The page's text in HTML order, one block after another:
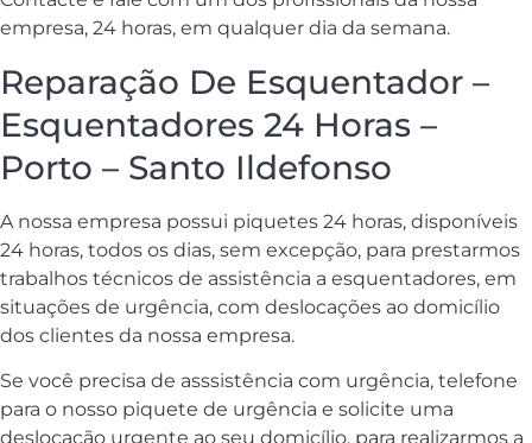
empresa, 24 horas, em qualquer dia da semana.
Reparação De Esquentador –
Esquentadores 24 Horas –
Porto – Santo Ildefonso
A nossa empresa possui piquetes 24 horas, disponíveis
24 horas, todos os dias, sem excepção, para prestarmos
trabalhos técnicos de assistência a esquentadores, em
situações de urgência, com deslocações ao domicílio
dos clientes da nossa empresa.
Se você precisa de asssistência com urgência, telefone
para o nosso piquete de urgência e solicite uma
deslocação urgente ao seu domicílio, para realizarmos a